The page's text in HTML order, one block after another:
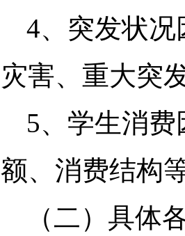
4、突发状
灾害、重大突
5、学生消
额、消费结构
（二）具体